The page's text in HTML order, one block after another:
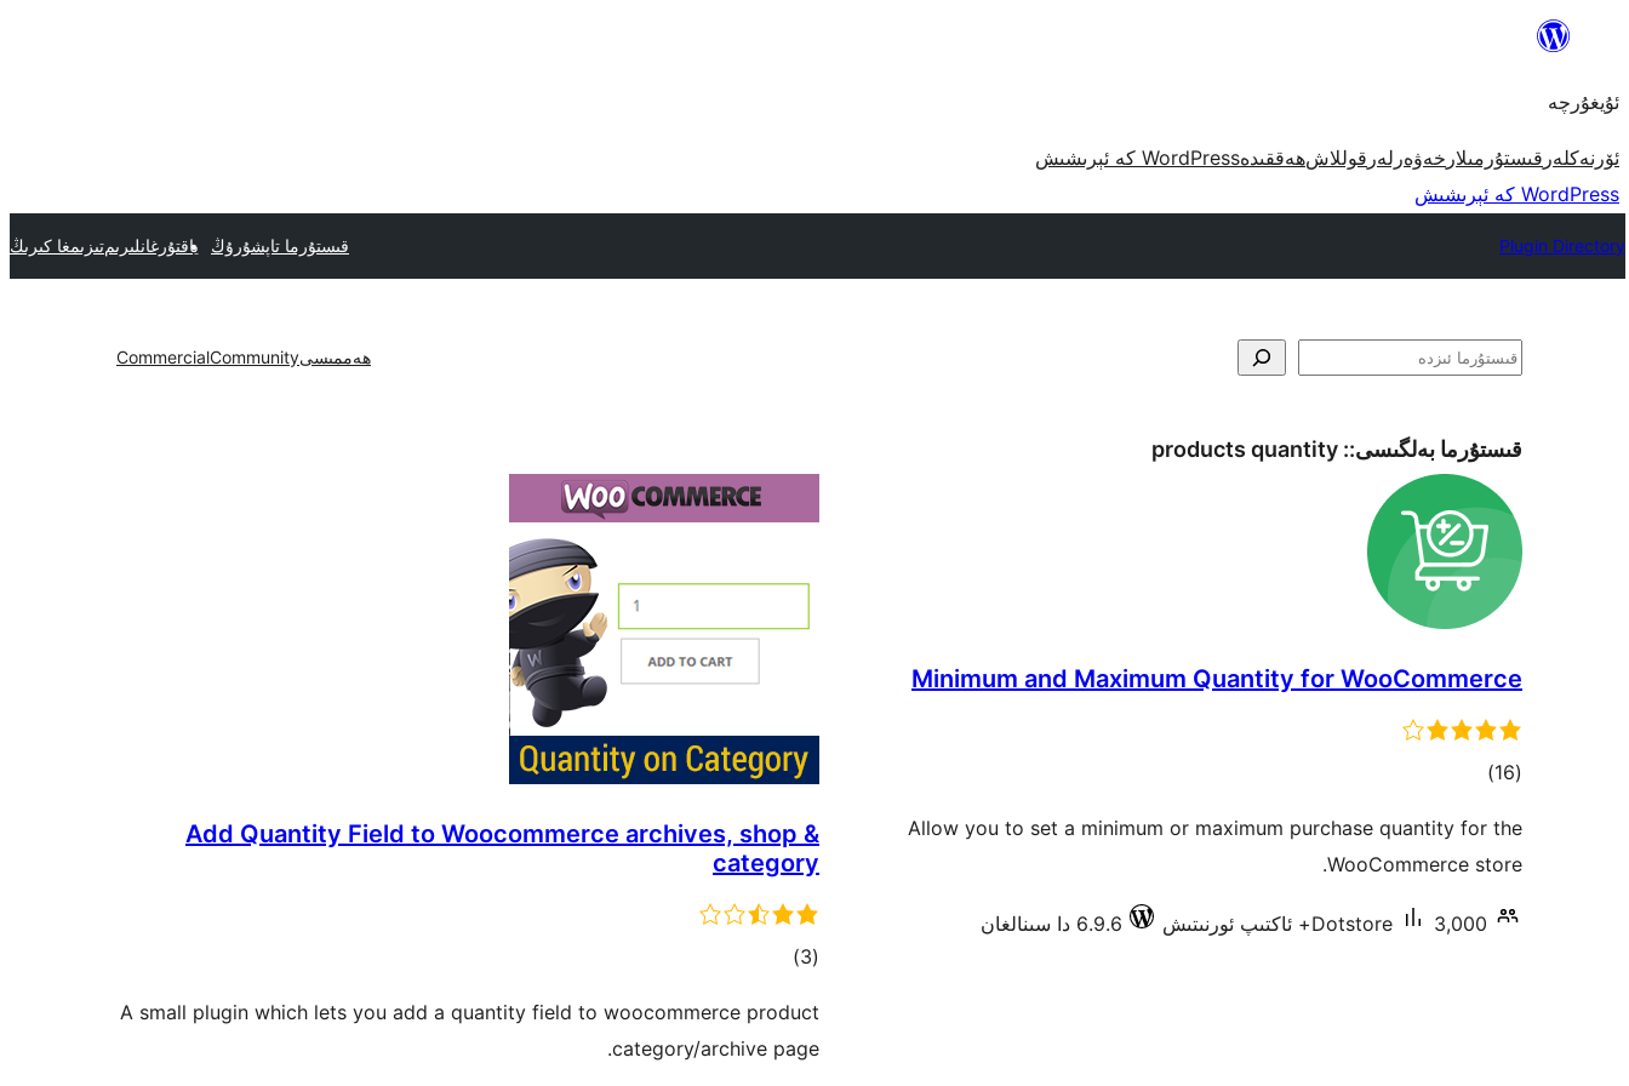
مەزمۇنغا
ئۇيغۇرچە
ئۆرنەكلەر قىستۇرمىلار خەۋەرلەر قوللاشھەققىدەWordPress كە ئېرىشىش
WordPress كە ئېرىشىش
Plugin Directory قىستۇرما تاپشۇرۇڭ ياقتۇرغانلىرىمتىزىمغا كىرىڭ
ئىزدە ھەممىسىCommunity
Commercial
قىستۇرما بەلگىسى:: products quantity
Minimum and Maximum Quantity for WooCommerce
(16
ئومۇمىي)
Allow you to set a minimum or maximum purchase quantity for the
WooCommerce store.
Dotstore 3,000+ ئاكتىپ ئورنىتىش 6.9.6 دا سىنالغان
Add Quantity Field to Woocommerce archives, shop &
category
(3 ئومۇمىي)
A small plugin which lets you add a quantity field to woocommerce product
category/archive page.